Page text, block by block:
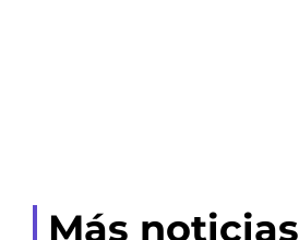
Más noticias